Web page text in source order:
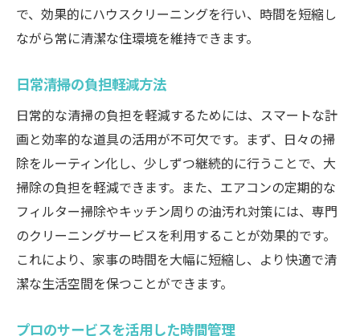
で、効果的にハウスクリーニングを行い、時間を短縮し
ながら常に清潔な住環境を維持できます。
日常清掃の負担軽減方法
日常的な清掃の負担を軽減するためには、スマートな計
画と効率的な道具の活用が不可欠です。まず、日々の掃
除をルーティン化し、少しずつ継続的に行うことで、大
掃除の負担を軽減できます。また、エアコンの定期的な
フィルター掃除やキッチン周りの油汚れ対策には、専門
のクリーニングサービスを利用することが効果的です。
これにより、家事の時間を大幅に短縮し、より快適で清
潔な生活空間を保つことができます。
プロのサービスを活用した時間管理